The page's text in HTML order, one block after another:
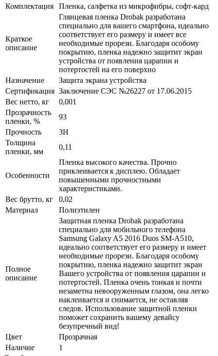
Комплектация
Пленка, салфетка из микрофибры, софт-кард
Краткое
описание
Глянцевая пленка Drobak разработана
специально для вашего смартфона, идеально
соответствует его размеру и имеет все
необходимые прорези. Благодаря особому
покрытию, пленка надежно защитит экран
устройства от появления царапин и
потертостей на его поверхно
Назначение
Защита экрана устройства
Сертификация Заключение СЭС №26227 от 17.06.2015
Вес нетто, кг
0,001
Прозрачность
пленки, %
93
Прочность
3H
Толщина
пленки, мм
0,11
Особенности
Пленка высокого качества. Прочно
приклеивается к дисплею. Обладает
повышенными прочностными
характеристиками.
Вес брутто, кг
0,02
Материал
Полиэтилен
Полное
описание
Защитная пленка Drobak разработана
специально для мобильного телефона
Samsung Galaxy A5 2016 Duos SM-A510,
идеально соответствует его размеру и имеет
необходимые прорези. Благодаря особому
покрытию, пленка надежно защитит экран
Вашего устройства от появления царапин и
потертостей. Пленка очень тонкая и почти
незаметна невооруженным глазом, она легко
наклеивается и снимается, не оставляя
следов. Использование защитной пленки
поможет сохранить вашему девайсу
безупречный вид!
Цвет
Прозрачная
Наличие
1